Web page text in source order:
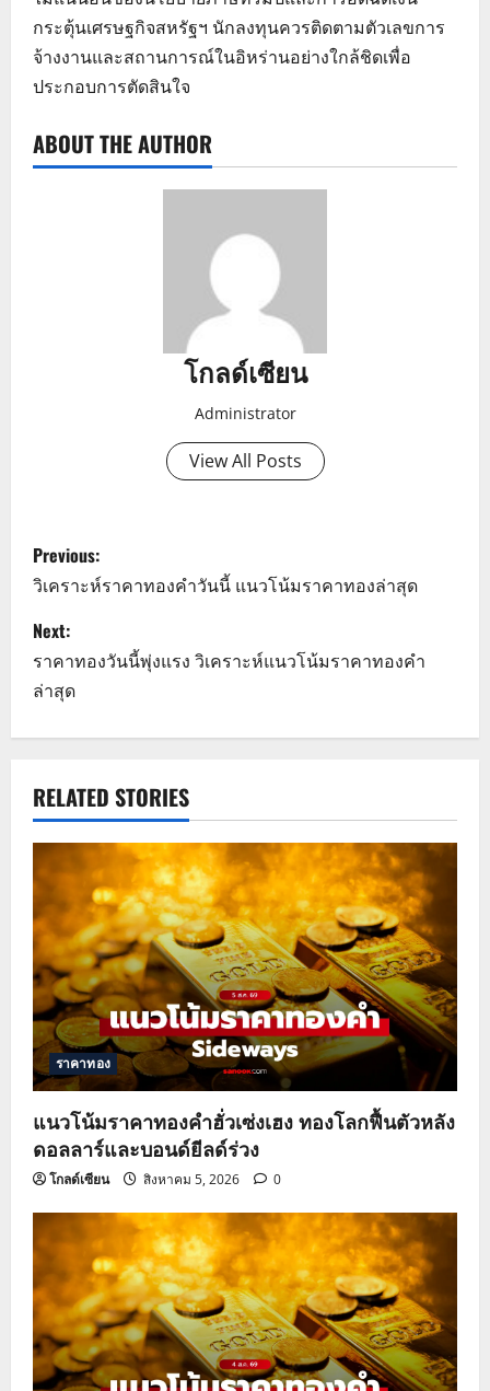
กระตุ้นเศรษฐกิจสหรัฐฯ นักลงทุนควรติดตามตัวเลขการ
จ้างงานและสถานการณ์ในอิหร่านอย่างใกล้ชิดเพื่อ
ประกอบการตัดสินใจ
ABOUT THE AUTHOR
โกลด์เซียน
Administrator
View All Posts
P
o
s
t
n
a
v
i
g
a
t
i
o
n
Previous:
วิเคราะห์ราคาทองคำวันนี้ แนวโน้มราคาทองล่าสุด
Next:
ราคาทองวันนี้พุ่งแรง วิเคราะห์แนวโน้มราคาทองคำ
ล่าสุด
RELATED STORIES
ราคาทอง
แนวโน้มราคาทองคำฮั่วเซ่งเฮง ทองโลกฟื้นตัวหลัง
ดอลลาร์และบอนด์ยีลด์ร่วง
โกลด์เซียน สิงหาคม 5, 2026 0